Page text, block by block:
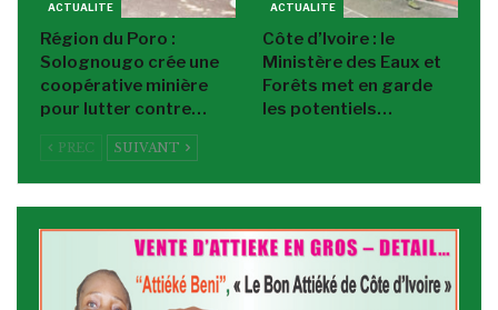
ACTUALITE
Région du Poro :
Solognougo crée une
coopérative minière
pour lutter contre…
ACTUALITE
Côte d’Ivoire : le
Ministère des Eaux et
Forêts met en garde
les potentiels…
PREC SUIVANT